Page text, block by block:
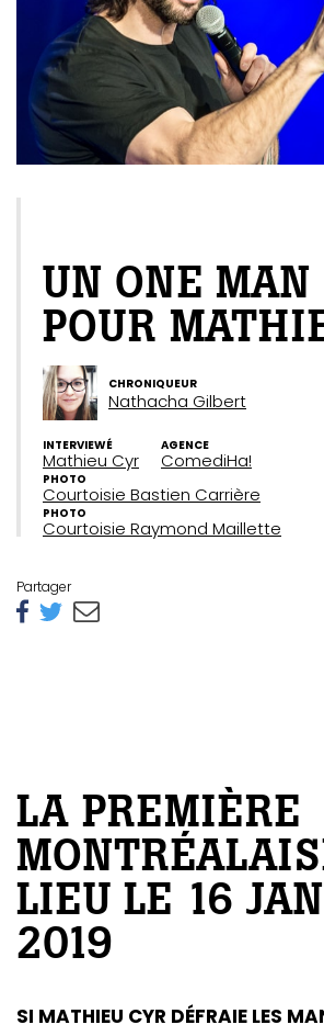
UN ONE MAN
POUR
CHRONIQUEUR
Nathacha Gilbert
INTERVIEWÉ
Mathieu Cyr
AGENCE
ComediHa!
PHOTO
Courtoisie Bastien Carrière
PHOTO
Courtoisie Raymond Maillette
Partager
LA PREMIÈRE
LIEU LE 16
2019
SI MATHIEU CYR DÉFRAIE LES